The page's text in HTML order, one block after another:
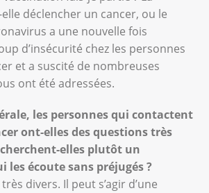
déclencher un cancer, ou le
a une nouvelle fois
d’insécurité chez les personnes
et a suscité de nombreuses
ont été adressées.
les personnes qui contactent
ont-elles des questions très
elles plutôt un
écoute sans préjugés ?
divers. Il peut s’agir d’une